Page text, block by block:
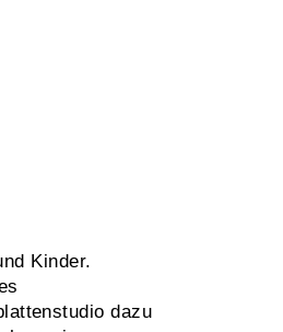
Kinder.
dazu